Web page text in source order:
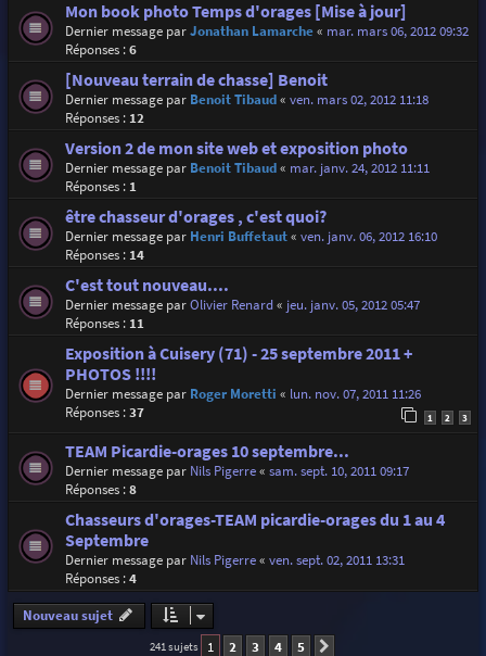
Mon book photo Temps d'orages [Mise à jour]
Dernier message parJonathan Lamarche« mar. mars 06, 2012 09:32
Réponses :6
[Nouveau terrain de chasse] Benoit
Dernier message par Benoit Tibaud« ven. mars 02, 2012 11:18
Réponses : 12
Version 2 de mon site web et exposition photo
Dernier message par Benoit Tibaud« mar. janv. 24, 2012 11:11
Réponses : 1
être chasseur d'orages , c'est quoi?
Dernier message par Henri Buffetaut« ven. janv. 06, 2012 16:10
Réponses : 14
C'est tout nouveau....
Dernier message parOlivier Renard« jeu. janv. 05, 2012 05:47
Réponses : 11
Exposition à Cuisery (71) - 25 septembre 2011 +
PHOTOS !!!!
Dernier message par Roger Moretti « lun. nov. 07, 2011 11:26
Réponses :37 1 2 3
TEAM Picardie-orages 10 septembre...
Dernier message par Nils Pigerre« sam. sept. 10, 2011 09:17
Réponses :8
Chasseurs d'orages-TEAM picardie-orages du 1 au 4
Septembre
Dernier message par Nils Pigerre« ven. sept. 02, 2011 13:31
Réponses :4
Nouveau sujet
241 sujets 1 2 3 4 5